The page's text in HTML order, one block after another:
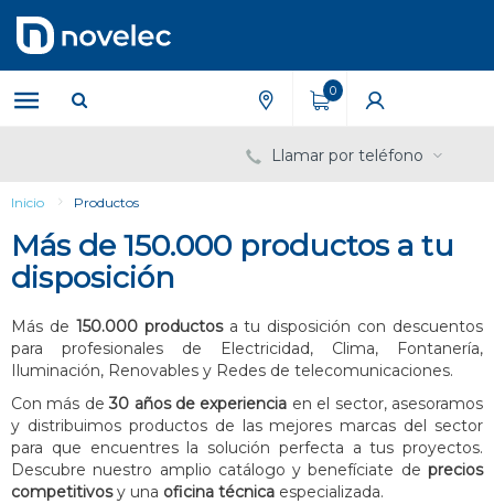
contenido
menú
de
navegación
0
Llamar por teléfono
Inicio Productos
Más de 150.000 productos a tu
disposición
Más de 150.000 productosa tu disposición con descuentos
para profesionales de Electricidad, Clima, Fontanería,
Iluminación, Renovables y Redes de telecomunicaciones.
Con más de30 años de experiencia en el sector, asesoramos
y distribuimos productos de las mejores marcas del sector
para que encuentres la solución perfecta a tus proyectos.
Descubre nuestro amplio catálogo y benefíciate de precios
competitivosy una oficina técnica especializada.